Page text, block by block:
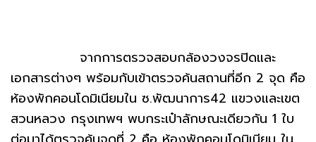
จากการตรวจสอบกล้องวงจรปิดและ
เอกสารต่างๆ พร้อมกับเข้าตรวจค้นสถานที่อีก 2 จุด คือ
ห้องพักคอนโดมิเนียมใน ซ.พัฒนาการ42 แขวงและเขต
สวนหลวง กรุงเทพฯ พบกระเป๋าลักษณะเดียวกัน 1 ใบ